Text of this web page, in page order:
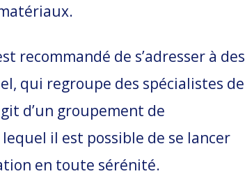
recommandé de s’adresser à des
qui regroupe des spécialistes de
d’un groupement de
il est possible de se lancer
en toute sérénité.